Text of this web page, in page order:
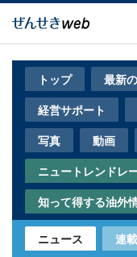
メ
トップ 最新
経営サポート
写真
動画
ニュートレンドレ
知って得する油外
ニュース 連載